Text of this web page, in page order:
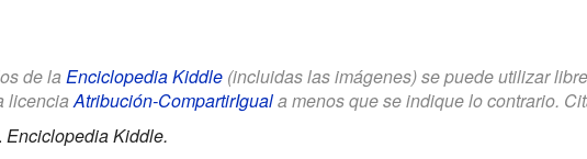
de la Enciclopedia Kiddle(incluidas las imágenes) se puede utilizar
licenciaAtribución-CompartirIguala menos que se indique lo contrario.
Enciclopedia Kiddle.